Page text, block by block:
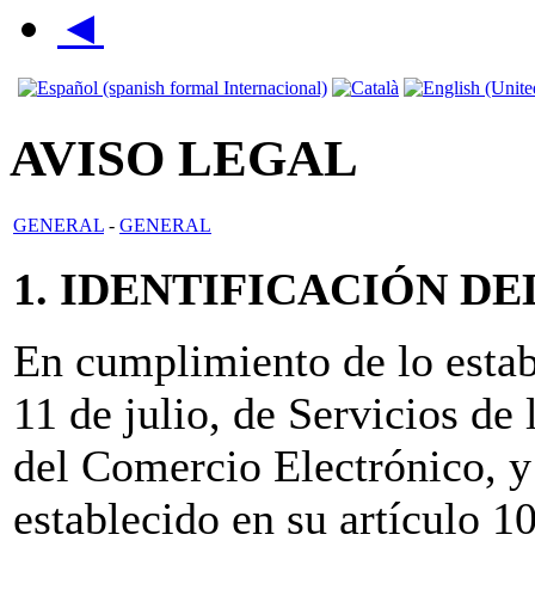
◄
AVISO LEGAL
GENERAL - GENERAL
1. IDENTIFICACIÓN
En cumplimiento de lo
11 de julio, de Servicios
del Comercio Electrónico,
establecido en su artículo